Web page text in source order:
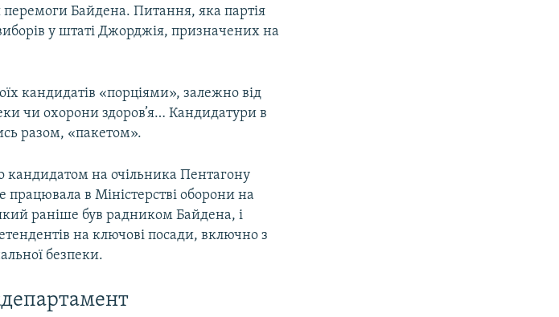
перемоги Байдена. Питання, яка партія
у штаті Джорджія, призначених на
кандидатів «порціями», залежно від
чи охорони здоров’я… Кандидатури в
разом, «пакетом».
кандидатом на очільника Пентагону
працювала в Міністерстві оборони на
раніше був радником Байдена, і
на ключові посади, включно з
безпеки.